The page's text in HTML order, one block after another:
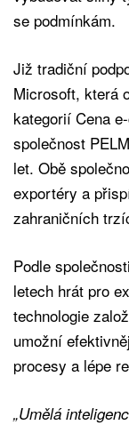
se podmínkám.
Již tradiční
Microsoft, která
kategorií Cena
společnost
let. Obě
exportéry a
zahraničních
Podle
letech hrát pro
technologie
umožní
procesy a lépe
„Umělá